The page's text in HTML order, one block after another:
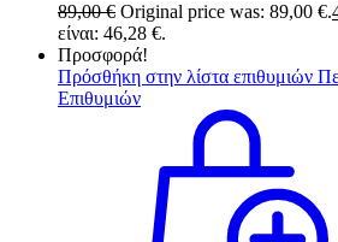
89,00€ Original price was: 89,00 €.
είναι: 46,28 €.
Προσφορά!
Πρόσθήκη στην λίστα επιθυμιών
Επιθυμιών